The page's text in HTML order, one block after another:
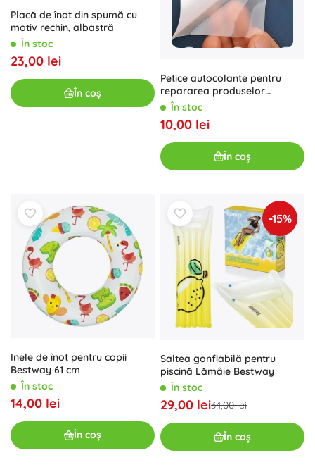
Placă de înot din spumă cu
motiv rechin, albastră
În stoc
23,00 lei
În coș
Petice autocolante pentru
repararea produselor
gonflabile, piscinelor și
saltelelor – 6 buc.
În stoc
10,00 lei
În coș
Inele de înot pentru copii
Bestway 61 cm
În stoc
14,00 lei
În coș
-15%
Saltea gonflabilă pentru
piscină Lămâie Bestway
În stoc
29,00 lei34,00 lei
În coș